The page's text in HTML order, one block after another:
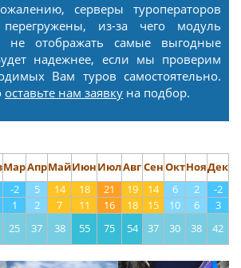
серверы туроператоров
из-за чего модуль
не отображать самые выгодные
надежнее, если мы проверим
Вам туров самостоятельно.
оставьте нам заявку на подбор.
МарАпрМайИюнИюлАвгСенОктНояДек
-2 5 14 18 21 19 14 6 2
-2
1 2 7 11 16 18 15 10 6
3
25 37 38 55 75 54 37 30 38 42